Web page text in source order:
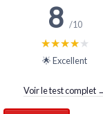
8 /10
★★★★★
★★★★★
🌟 Excellent
Voir le test complet